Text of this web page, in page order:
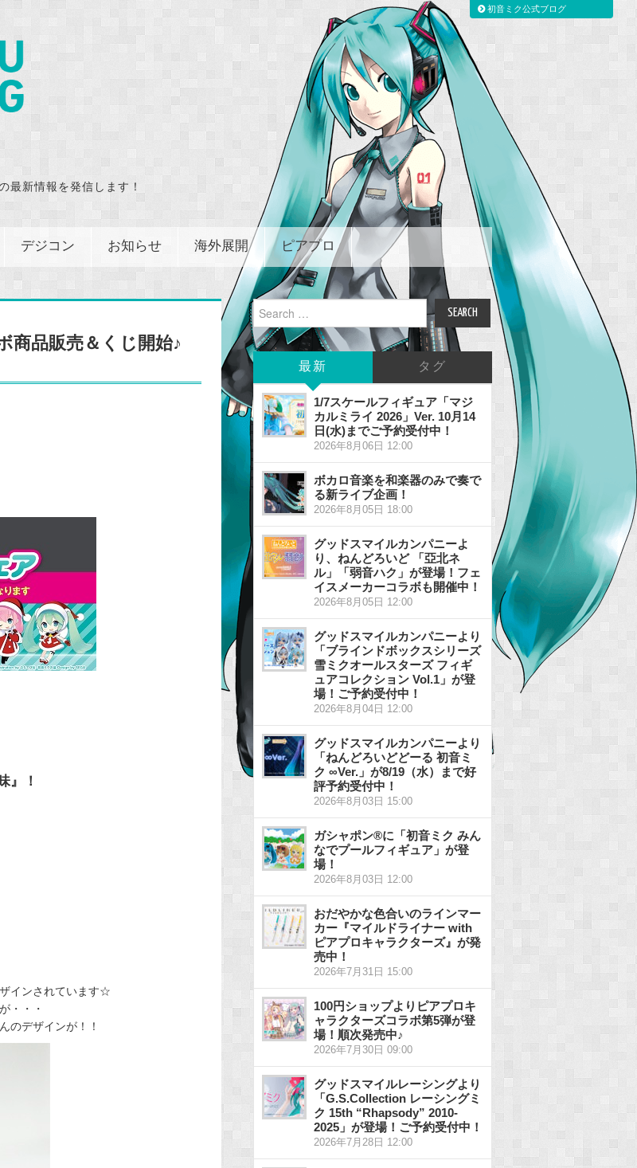
最新情報を発信します！
デジコン お知らせ 海外展開 ピアプロ
商品販売＆くじ開始♪
』！
インされています☆
・・・
のデザインが！！
Search
for:
最新 タグ
1/7スケールフィギュア「マジ
カルミライ 2026」Ver. 10月14
日(水)までご予約受付中！
2026年8月06日 12:00
ボカロ音楽を和楽器のみで奏で
る新ライブ企画！
2026年8月05日 18:00
グッドスマイルカンパニーよ
り、ねんどろいど 「亞北ネ
ル」「弱音ハク」が登場！フェ
イスメーカーコラボも開催中！
2026年8月05日 12:00
グッドスマイルカンパニーより
「ブラインドボックスシリーズ
雪ミクオールスターズ フィギ
ュアコレクション Vol.1」が登
場！ご予約受付中！
2026年8月04日 12:00
グッドスマイルカンパニーより
「ねんどろいどどーる 初音ミ
ク ∞Ver.」が8/19（水）まで好
評予約受付中！
2026年8月03日 15:00
ガシャポン®に「初音ミク みん
なでプールフィギュア」が登
場！
2026年8月03日 12:00
おだやかな色合いのラインマー
カー『マイルドライナー with
ピアプロキャラクターズ』が発
売中！
2026年7月31日 15:00
100円ショップよりピアプロキ
ャラクターズコラボ第5弾が登
場！順次発売中♪
2026年7月30日 09:00
グッドスマイルレーシングより
「G.S.Collection レーシングミ
ク 15th “Rhapsody” 2010-
2025」が登場！ご予約受付中！
2026年7月28日 12:00
初音ミク公式ブログ